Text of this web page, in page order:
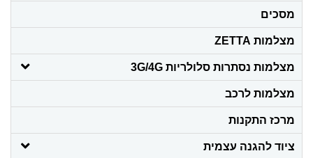
מסכים
מצלמות ZETTA
מצלמות נסתרות סלולריות 3G/4G
מצלמות לרכב
מרכז התקנות
ציוד להגנה עצמית